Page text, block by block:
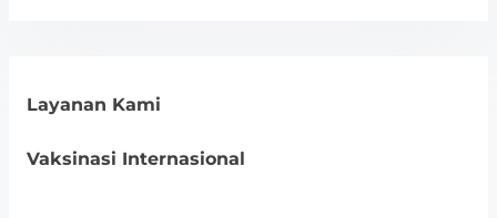
Layanan Kami
Vaksinasi Internasional